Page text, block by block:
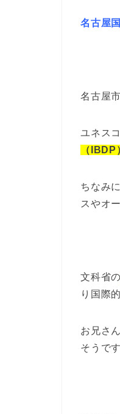
名古屋
名古屋
ユネス
（ IBDP
ちなみ
スやオ
文科省の
り国際
お兄さ
そうで